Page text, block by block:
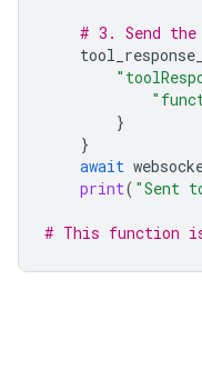
# 3. Send
}
}
await
print( "Sent
# This function